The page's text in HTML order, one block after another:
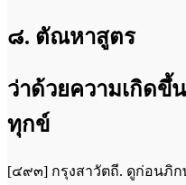
๘. ตัณหาสูตร
ว่าด้วยความเกิดขึ้
ทุกข์
[๔๙๓] กรุงสาวัตถี. ดูก่อนภิ